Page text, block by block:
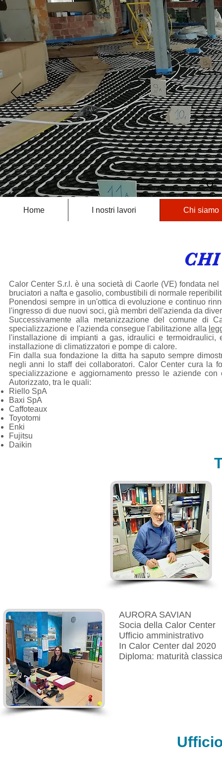
Calor Center S.r.l. è una società di Caorle (VE) fondata
bruciatori a nafta e gasolio, combustibili di normale
Ponendosi sempre in un'ottica di evoluzione e continuo
l'ingresso di due nuovi soci, già membri dell'azienda da
Successivamente alla metanizzazione del comune di
specializzazione e l'azienda consegue l'abilitazione alla
l'installazione di impianti a gas, idraulici e
installazione di climatizzatori e pompe di calore.
Fin dalla sua fondazione la ditta ha saputo sempre
negli anni lo staff dei collaboratori. Calor Center cura la
specializzazione e aggiornamento presso le aziende
Autorizzato, tra le quali:
Riello SpA
Baxi SpA
Caffoteaux
Toyotomi
Enki
Fujitsu
Daikin
AURORA SAVIAN
Socia della Calor Center
Ufficio amministrativo
In Calor Center dal 2020
Diploma: maturità
Home I nostri lavori Chi siamo